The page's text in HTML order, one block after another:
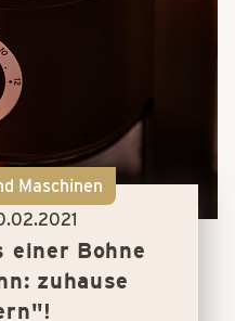
Maschinen
einer Bohne
zuhause